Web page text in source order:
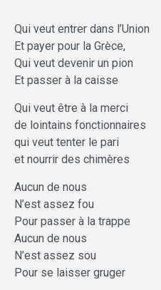
Qui veut entrer dans l’Union
Et payer pour la Grèce,
Qui veut devenir un pion
Et passer à la caisse
Qui veut être à la merci
de lointains fonctionnaires
qui veut tenter le pari
et nourrir des chimères
Aucun de nous
N’est assez fou
Pour passer à la trappe
Aucun de nous
N’est assez sou
Pour se laisser gruger